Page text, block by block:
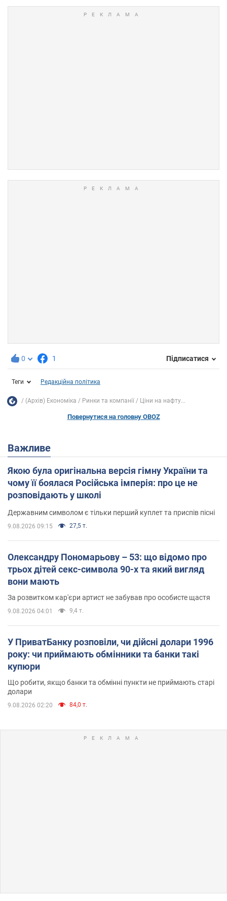
0 1 Підписатися
Теги Редакційна політика
(Архів) Економіка Ринки та компанії Ціни на нафту...
Повернутися на головну OBOZ
Важливе
Якою була оригінальна версія гімну України та
чому її боялася Російська імперія: про це не
розповідають у школі
Державним символом є тільки перший куплет та приспів пісні
9.08.2026 09:15 27,5 т.
Олександру Пономарьову – 53: що відомо про
трьох дітей секс-символа 90-х та який вигляд
вони мають
За розвитком кар'єри артист не забував про особисте щастя
9.08.2026 04:01 9,4 т.
У ПриватБанку розповіли, чи дійсні долари 1996
року: чи приймають обмінники та банки такі
купюри
Що робити, якщо банки та обмінні пункти не приймають старі
долари
9.08.2026 02:20 84,0 т.